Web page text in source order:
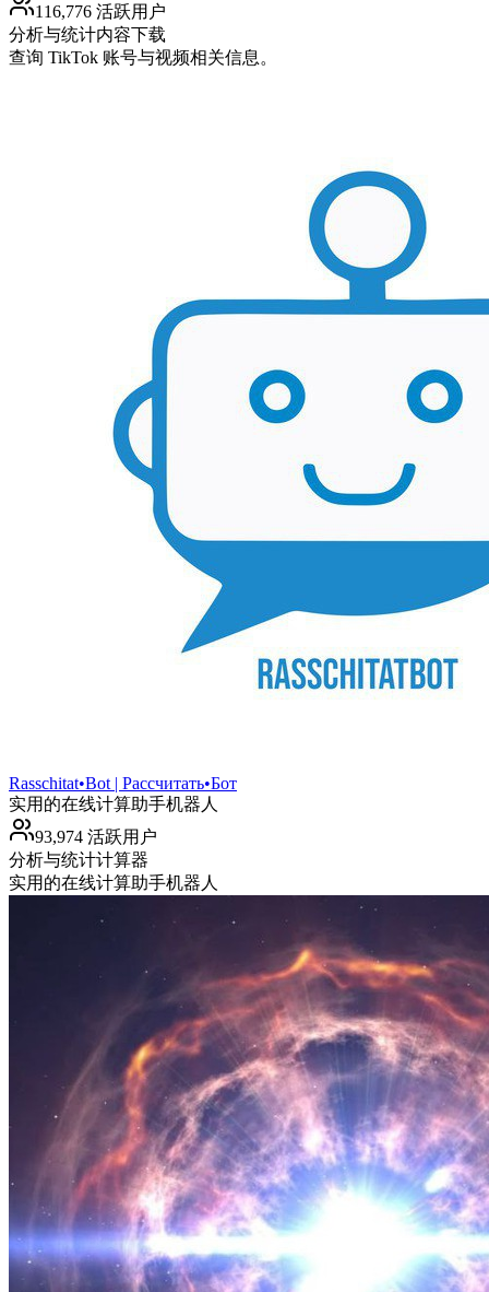
116,776 活跃用户
分析与统计内容下载
查询 TikTok 账号与视频相关信息。
Rasschitat•Bot | Рассчитать•Бот
实用的在线计算助手机器人
93,974 活跃用户
分析与统计计算器
实用的在线计算助手机器人